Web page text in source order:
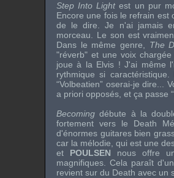
Step Into Lightest un pur
Encore une fois le refrain est
de le dire. Je n'ai jamais
morceau. Le son est
Dans le même genre, The
"réverb" et une voix
joue à la Elvis ! J'ai même
rythmique si
“Volbeatien” oserai-je dire...
a priori opposés, et ça passe
Becoming débute à la
fortement vers le Death
d'énormes guitares bien
car la mélodie, qui est une
et POULSEN nous offre
magnifiques. Cela paraît
revient sur du Death avec un